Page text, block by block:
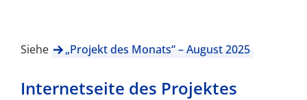
Siehe „Projekt des Monats“ – August 2025
Internetseite des Projektes